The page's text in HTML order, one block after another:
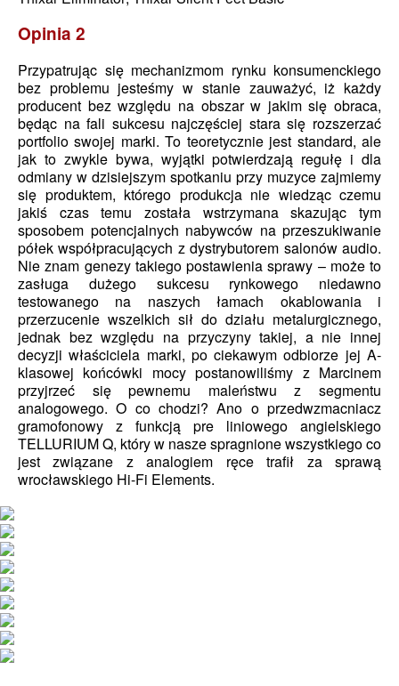
Opinia 2
Przypatrując się mechanizmom rynku konsumenckiego
bez problemu jesteśmy w stanie zauważyć, iż każdy
producent bez względu na obszar w jakim się obraca,
będąc na fali sukcesu najczęściej stara się rozszerzać
portfolio swojej marki. To teoretycznie jest standard, ale
jak to zwykle bywa, wyjątki potwierdzają regułę i dla
odmiany w dzisiejszym spotkaniu przy muzyce zajmiemy
się produktem, którego produkcja nie wiedząc czemu
jakiś czas temu została wstrzymana skazując tym
sposobem potencjalnych nabywców na przeszukiwanie
półek współpracujących z dystrybutorem salonów audio.
Nie znam genezy takiego postawienia sprawy – może to
zasługa dużego sukcesu rynkowego niedawno
testowanego na naszych łamach okablowania i
przerzucenie wszelkich sił do działu metalurgicznego,
jednak bez względu na przyczyny takiej, a nie innej
decyzji właściciela marki, po ciekawym odbiorze jej A-
klasowej końcówki mocy postanowiliśmy z Marcinem
przyjrzeć się pewnemu maleństwu z segmentu
analogowego. O co chodzi? Ano o przedwzmacniacz
gramofonowy z funkcją pre liniowego angielskiego
TELLURIUM Q, który w nasze spragnione wszystkiego co
jest związane z analogiem ręce trafił za sprawą
wrocławskiego Hi-Fi Elements.